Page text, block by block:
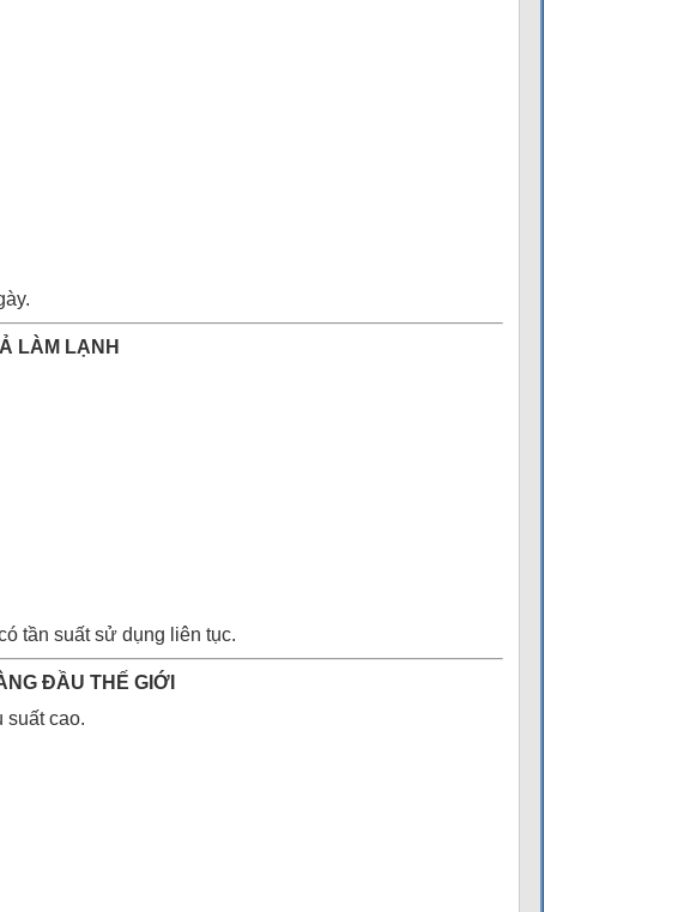
LÀM LẠNH
tần suất sử dụng liên tục.
ĐẦU THẾ GIỚI
suất cao.